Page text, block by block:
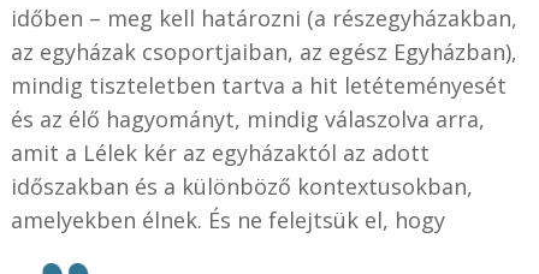
időben – meg kell határozni (a részegyházakban,
az egyházak csoportjaiban, az egész Egyházban),
mindig tiszteletben tartva a hit letéteményesét
és az élő hagyományt, mindig válaszolva arra,
amit a Lélek kér az egyházaktól az adott
időszakban és a különböző kontextusokban,
amelyekben élnek. És ne felejtsük el, hogy